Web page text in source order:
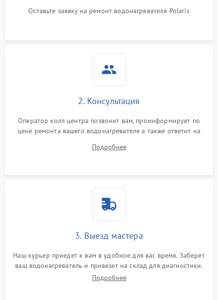
Оставьте заявку на ремонт водонагревателя Polaris
2. Консультация
Оператор колл центра позвонит вам, проинформирует по
цене ремонта вашего водонагревателя а также ответит на
Подробнее
3. Выезд мастера
Наш курьер приедет к вам в удобное для вас время. Заберет
ваш водонагреватель и привезет на склад для диагностики.
Подробнее